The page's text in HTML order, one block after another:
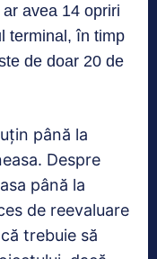
avea 14 opriri
terminal, în timp
de doar 20 de
până la
Despre
până la
de reevaluare
trebuie să